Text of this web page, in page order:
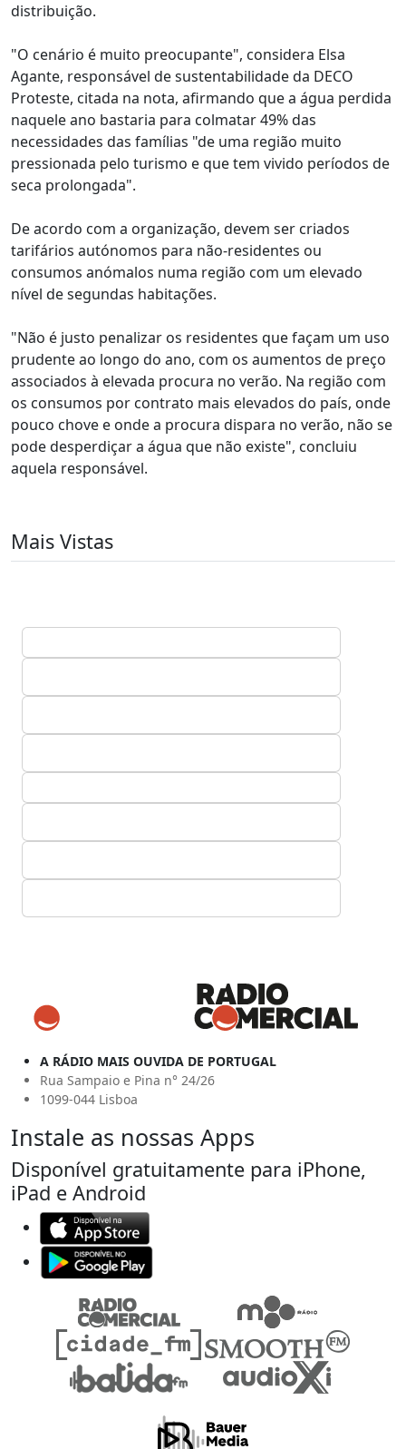
distribuição.
"O cenário é muito preocupante", considera Elsa
Agante, responsável de sustentabilidade da DECO
Proteste, citada na nota, afirmando que a água perdida
naquele ano bastaria para colmatar 49% das
necessidades das famílias "de uma região muito
pressionada pelo turismo e que tem vivido períodos de
seca prolongada".
De acordo com a organização, devem ser criados
tarifários autónomos para não-residentes ou
consumos anómalos numa região com um elevado
nível de segundas habitações.
"Não é justo penalizar os residentes que façam um uso
prudente ao longo do ano, com os aumentos de preço
associados à elevada procura no verão. Na região com
os consumos por contrato mais elevados do país, onde
pouco chove e onde a procura dispara no verão, não se
pode desperdiçar a água que não existe", concluiu
aquela responsável.
Mais Vistas
A RÁDIO MAIS OUVIDA DE PORTUGAL
Rua Sampaio e Pina n° 24/26
1099-044 Lisboa
Instale as nossas Apps
Disponível gratuitamente para iPhone,
iPad e Android